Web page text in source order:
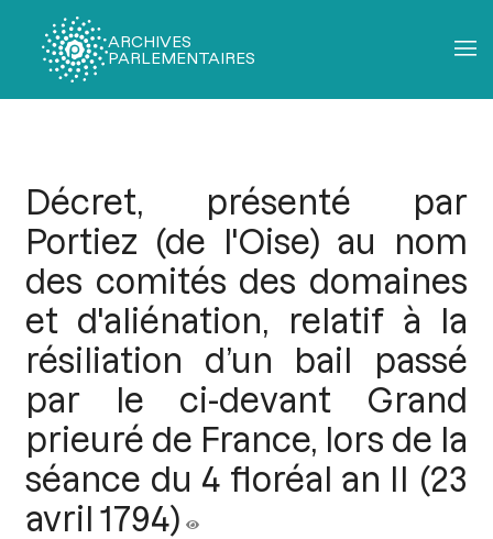
ARCHIVES
PARLEMENTAIRES
Décret, présenté par
Portiez (de l'Oise) au nom
des comités des domaines
et d'aliénation, relatif à la
résiliation d’un bail passé
par le ci-devant Grand
prieuré de France, lors de la
séance du 4 floréal an II (23
avril 1794)